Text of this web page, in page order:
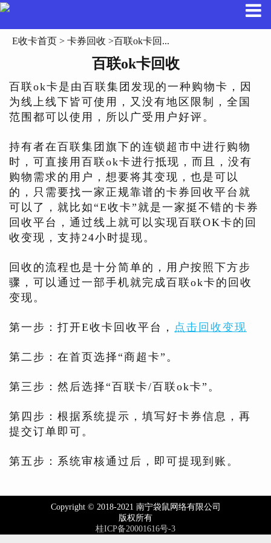
E收卡首页 > 卡券回收 >百联ok卡回...
百联ok卡回收
百联ok卡是由百联集团发现的一种购物卡，因
为线上线下皆可使用，又没有地区限制，全国
范围都可以使用，所以广受用户好评。
持有者在百联集团旗下的连锁超市中进行购物
时，可直接用百联ok卡进行抵现，而且，没有
购物需求的用户，想要将其变现，也是可以
的，只需要找一家正规靠谱的卡券回收平台就
可以了，就比如“E收卡”就是一家挺不错的卡券
回收平台，通过线上就可以实现百联OK卡的回
收变现，支持24小时提现。
回收的流程也是十分简单的，用户按照下方步
骤，可以通过一部手机就完成百联ok卡的回收
变现。
第一步：打开E收卡回收平台， 点击回收变现
第二步：在首页选择“商超卡”。
第三步：然后选择“百联卡/百联ok卡”。
第四步：根据系统提示，填写好卡券信息，再
提交订单即可。
第五步：系统审核通过后，即可提现到账。
Copyright © 2018-2021 南宁袋鼠网络有限公司
版权所有
桂ICP备20001616号-3